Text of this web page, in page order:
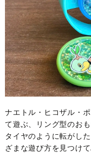
ナエトル・ヒコザル・
て遊ぶ、リング型のおも
タイヤのように転がし
ざまな遊び方を見つけ